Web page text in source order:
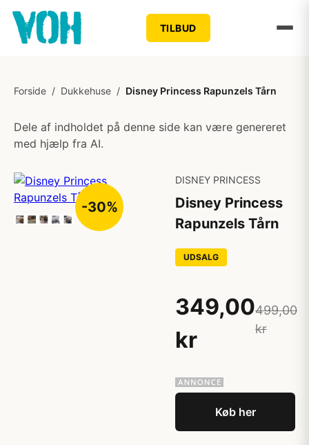
TILBUD
Forside / Dukkehuse / Disney Princess Rapunzels Tårn
Dele af indholdet på denne side kan være genereret
med hjælp fra AI.
-30%
DISNEY PRINCESS
Disney Princess
Rapunzels Tårn
UDSALG
349,00
kr
499,00
kr
Køb her